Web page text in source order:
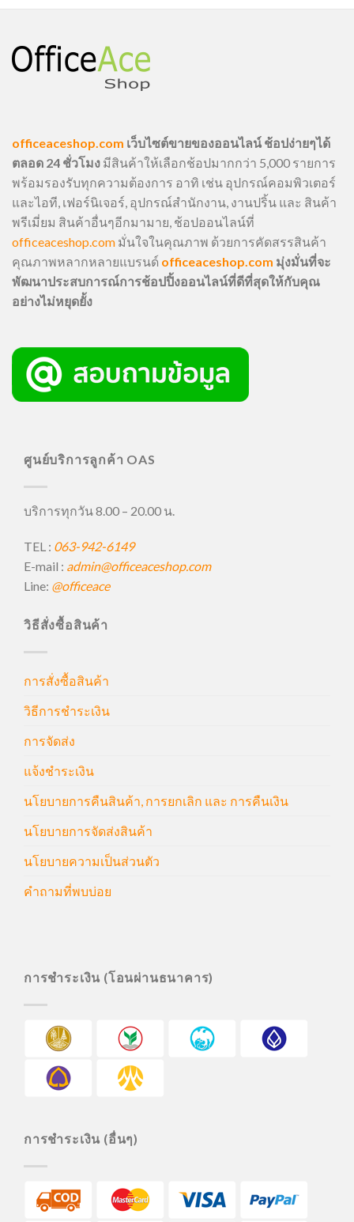
officeaceshop.com เว็บไซต์ขายของออนไลน์ ช้อปง่ายๆได้
ตลอด 24 ชั่วโมง มีสินค้าให้เลือกช้อปมากกว่า 5,000 รายการ
พร้อมรองรับทุกความต้องการ อาทิ เช่น อุปกรณ์คอมพิวเตอร์
และไอที, เฟอร์นิเจอร์, อุปกรณ์สำนักงาน, งานปริ้น และ สินค้า
พรีเมี่ยม สินค้าอื่นๆอีกมามาย, ช้อปออนไลน์ที่
officeaceshop.com มั่นใจในคุณภาพ ด้วยการคัดสรรสินค้า
คุณภาพหลากหลายแบรนด์ officeaceshop.com มุ่งมั่นที่จะ
พัฒนาประสบการณ์การช้อปปิ้งออนไลน์ที่ดีที่สุดให้กับคุณ
อย่างไม่หยุดยั้ง
ศูนย์บริการลูกค้า OAS
บริการทุกวัน 8.00 – 20.00 น.
TEL : 063-942-6149
E-mail : admin@officeaceshop.com
Line: @officeace
วิธีสั่งซื้อสินค้า
การสั่งซื้อสินค้า
วิธีการชำระเงิน
การจัดส่ง
แจ้งชำระเงิน
นโยบายการคืนสินค้า, การยกเลิก และ การคืนเงิน
นโยบายการจัดส่งสินค้า
นโยบายความเป็นส่วนตัว
คำถามที่พบบ่อย
การชำระเงิน (โอนผ่านธนาคาร)
การชำระเงิน (อื่นๆ)